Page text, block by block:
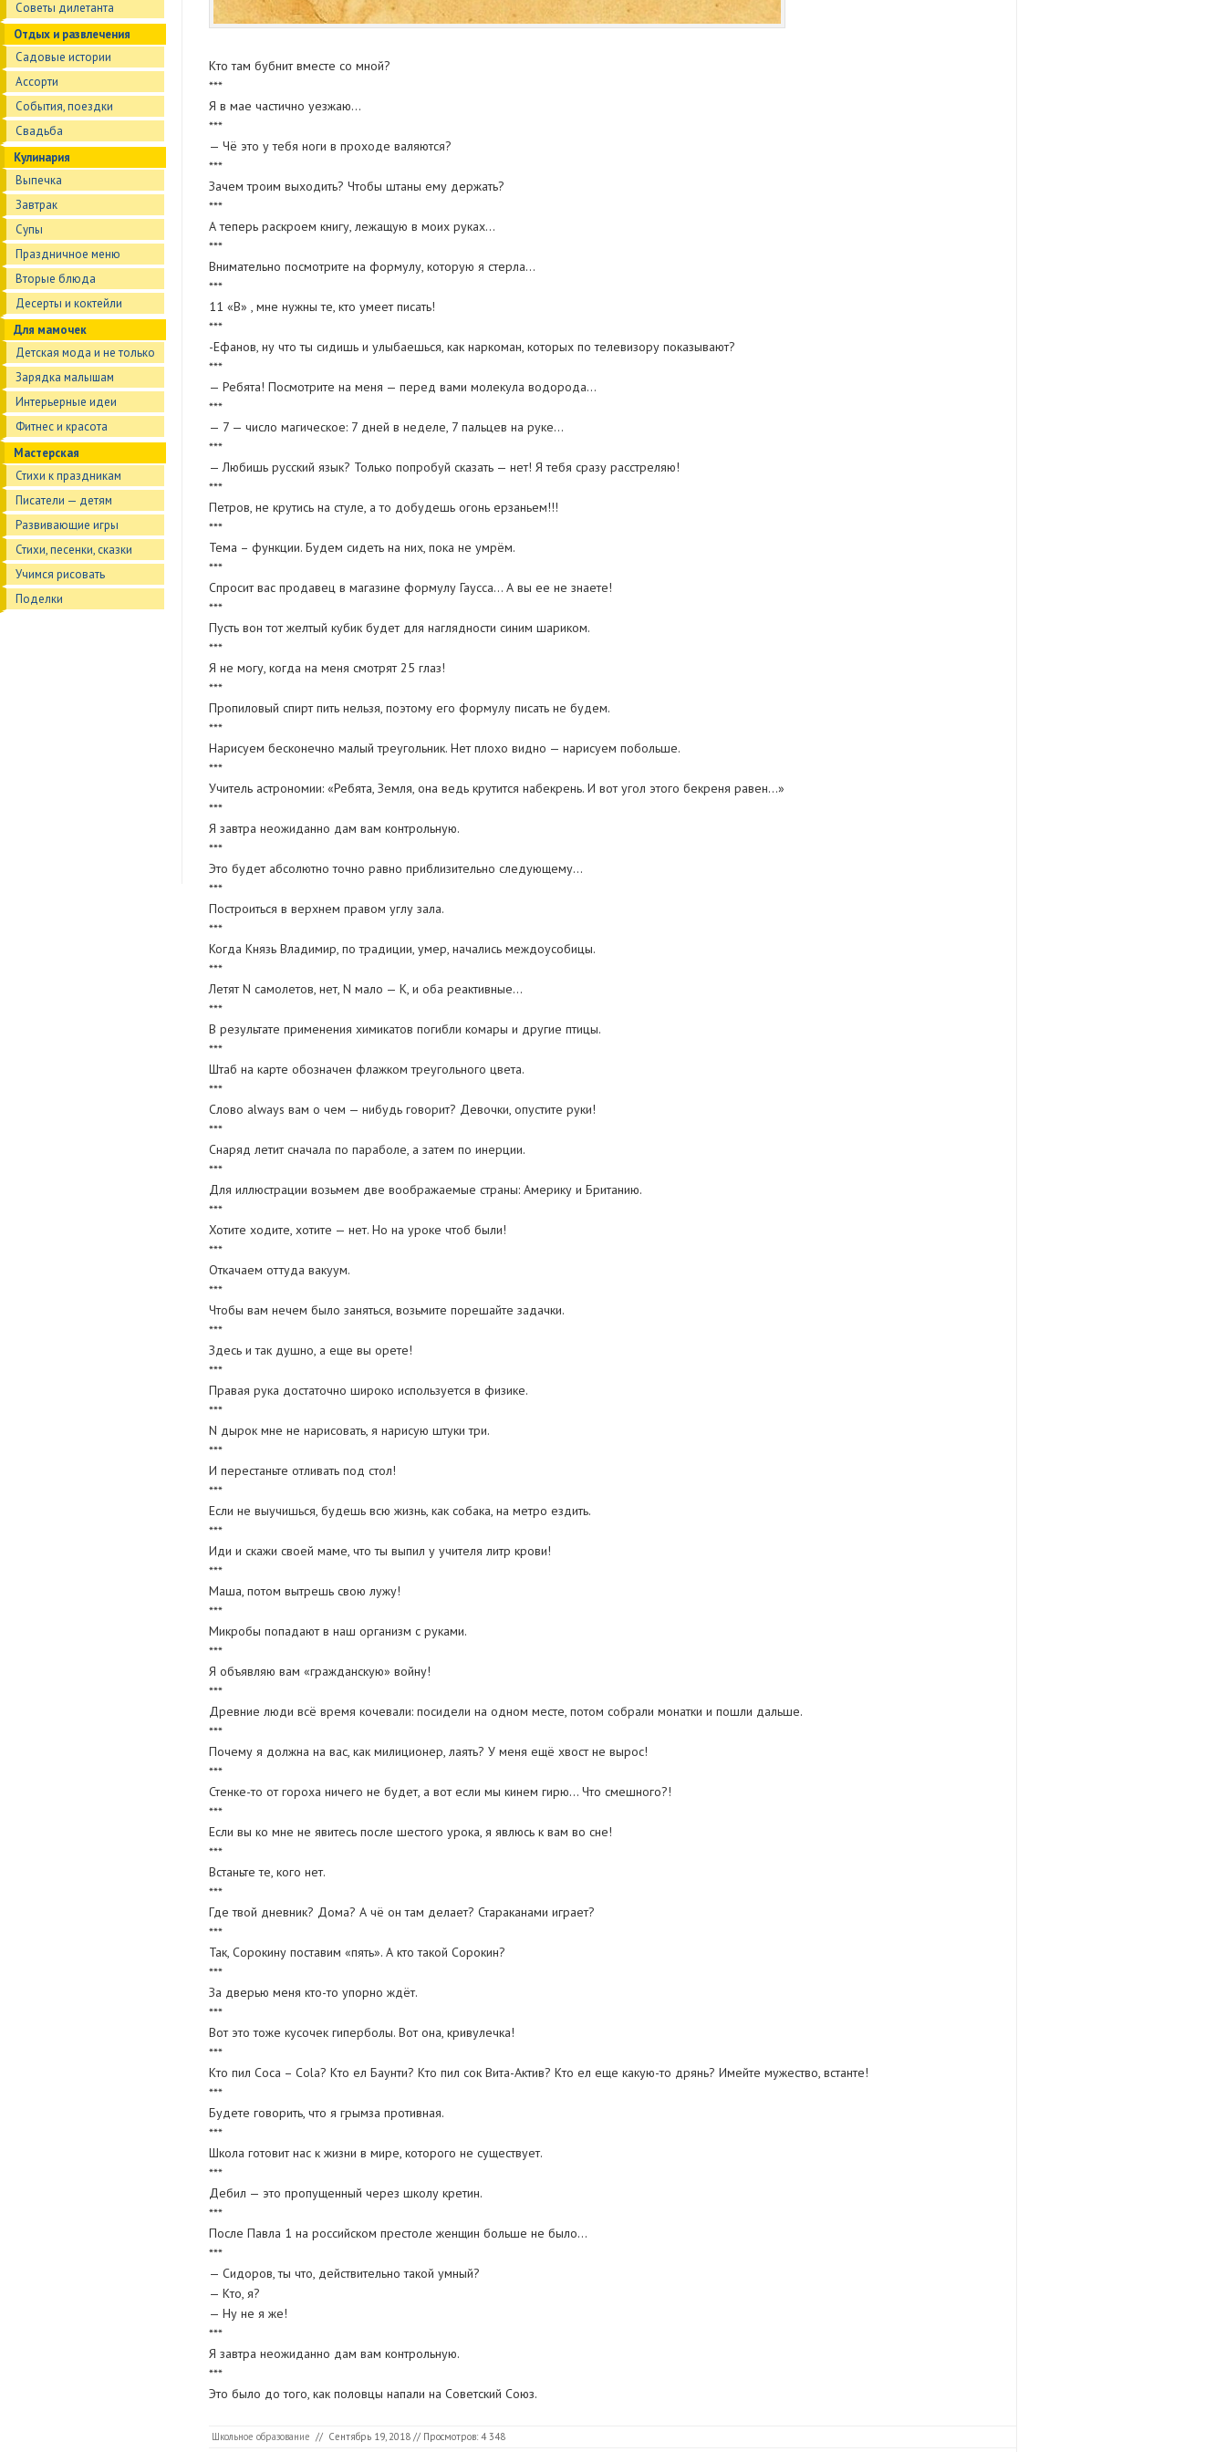
Советы дилетанта
Отдых и развлечения
Садовые истории
Ассорти
События, поездки
Свадьба
Кулинария
Выпечка
Завтрак
Супы
Праздничное меню
Вторые блюда
Десерты и коктейли
Для мамочек
Детская мода и не только
Зарядка малышам
Интерьерные идеи
Фитнес и красота
Мастерская
Стихи к праздникам
Писатели — детям
Развивающие игры
Стихи, песенки, сказки
Учимся рисовать
Поделки
Кто там бубнит вместе со мной?
***
Я в мае частично уезжаю…
***
— Чё это у тебя ноги в проходе валяются?
***
Зачем троим выходить? Чтобы штаны ему держать?
***
А теперь раскроем книгу, лежащую в моих руках…
***
Внимательно посмотрите на формулу, которую я стерла…
***
11 «В» , мне нужны те, кто умеет писать!
***
-Ефанов, ну что ты сидишь и улыбаешься, как наркоман, которых по телевизору показывают?
***
— Ребята! Посмотрите на меня — перед вами молекула водорода…
***
— 7 — число магическое: 7 дней в неделе, 7 пальцев на руке…
***
— Любишь русский язык? Только попробуй сказать — нет! Я тебя сразу расстреляю!
***
Петров, не крутись на стуле, а то добудешь огонь ерзаньем!!!
***
Тема – функции. Будем сидеть на них, пока не умрём.
***
Спросит вас продавец в магазине формулу Гаусса… А вы ее не знаете!
***
Пусть вон тот желтый кубик будет для наглядности синим шариком.
***
Я не могу, когда на меня смотрят 25 глаз!
***
Пpопиловый спиpт пить нельзя, поэтому его фоpмулу писать не будем.
***
Нарисуем бесконечно малый треугольник. Нет плохо видно — нарисуем побольше.
***
Учитель астрономии: «Ребята, Земля, она ведь крутится набекрень. И вот угол этого бекреня равен…»
***
Я завтра неожиданно дам вам контрольную.
***
Это будет абсолютно точно равно приблизительно следующему…
***
Построиться в верхнем правом углу зала.
***
Когда Князь Владимир, по традиции, умер, начались междоусобицы.
***
Летят N самолетов, нет, N мало — К, и оба реактивные…
***
В результате применения химикатов погибли комары и другие птицы.
***
Штаб на карте обозначен флажком треугольного цвета.
***
Слово always вам о чем — нибудь говорит? Девочки, опустите руки!
***
Снаряд летит сначала по параболе, а затем по инерции.
***
Для иллюстрации возьмем две воображаемые страны: Америку и Британию.
***
Хотите ходите, хотите — нет. Но на уроке чтоб были!
***
Откачаем оттуда вакуум.
***
Чтобы вам нечем было заняться, возьмите порешайте задачки.
***
Здесь и так душно, а еще вы орете!
***
Правая рука достаточно широко используется в физике.
***
N дырок мне не нарисовать, я нарисую штуки три.
***
И перестаньте отливать под стол!
***
Если не выучишься, будешь всю жизнь, как собака, на метро ездить.
***
Иди и скажи своей маме, что ты выпил у учителя литр крови!
***
Маша, потом вытрешь свою лужу!
***
Микробы попадают в наш организм с руками.
***
Я объявляю вам «гражданскую» войну!
***
Древние люди всё время кочевали: посидели на одном месте, потом собрали монатки и пошли дальше.
***
Почему я должна на вас, как милиционер, лаять? У меня ещё хвост не вырос!
***
Стенке-то от гороха ничего не будет, а вот если мы кинем гирю… Что смешного?!
***
Если вы ко мне не явитесь после шестого урока, я явлюсь к вам во сне!
***
Встаньте те, кого нет.
***
Где твой дневник? Дома? А чё он там делает? Стараканами играет?
***
Так, Сорокину поставим «пять». А кто такой Сорокин?
***
За дверью меня кто-то упорно ждёт.
***
Вот это тоже кусочек гиперболы. Вот она, кривулечка!
***
Кто пил Coca – Cola? Кто ел Баунти? Кто пил сок Вита-Актив? Кто ел еще какую-то дрянь? Имейте мужество, встанте!
***
Будете говорить, что я грымза противная.
***
Школа готовит нас к жизни в мире, которого не существует.
***
Дебил — это пропущенный через школу кретин.
***
После Павла 1 на российском престоле женщин больше не было…
***
— Сидоров, ты что, действительно такой умный?
— Кто, я?
— Ну не я же!
***
Я завтра неожиданно дам вам контрольную.
***
Это было до того, как половцы напали на Советский Союз.
Школьное образование // Сентябрь 19, 2018// Просмотров: 4 348